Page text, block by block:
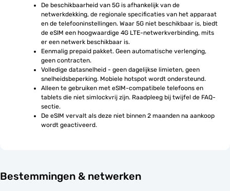
De beschikbaarheid van 5G is afhankelijk van de
netwerkdekking, de regionale specificaties van het apparaat
en de telefooninstellingen. Waar 5G niet beschikbaar is, biedt
de eSIM een hoogwaardige 4G LTE-netwerkverbinding, mits
er een netwerk beschikbaar is.
Eenmalig prepaid pakket. Geen automatische verlenging,
geen contracten.
Volledige datasnelheid - geen dagelijkse limieten, geen
snelheidsbeperking. Mobiele hotspot wordt ondersteund.
Alleen te gebruiken met eSIM-compatibele telefoons en
tablets die niet simlockvrij zijn. Raadpleeg bij twijfel de FAQ-
sectie.
De eSIM vervalt als deze niet binnen 2 maanden na aankoop
wordt geactiveerd.
Bestemmingen & netwerken